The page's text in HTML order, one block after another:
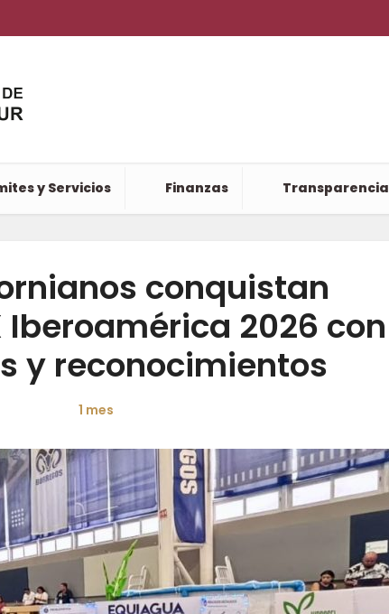
y Servicios Finanzas Transparencia
conquistan
Iberoamérica 2026 con
y reconocimientos
1 mes